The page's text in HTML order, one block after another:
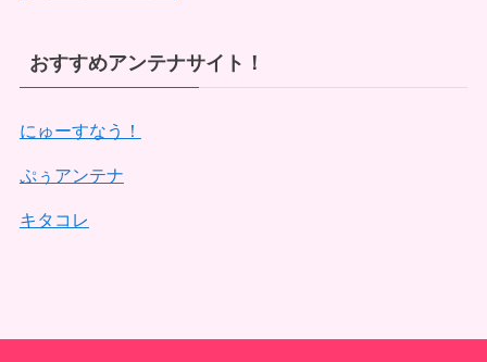
おすすめアンテナサイト！
にゅーすなう！
ぷぅアンテナ
キタコレ